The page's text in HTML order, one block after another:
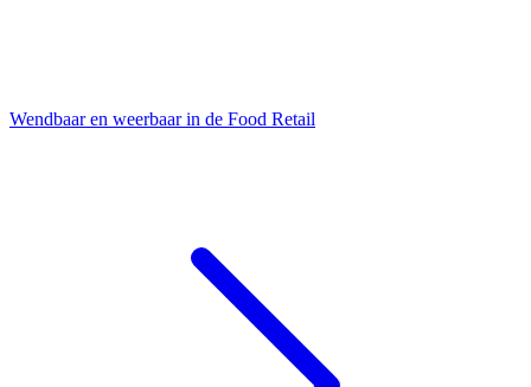
Wendbaar en weerbaar in de Food Retail